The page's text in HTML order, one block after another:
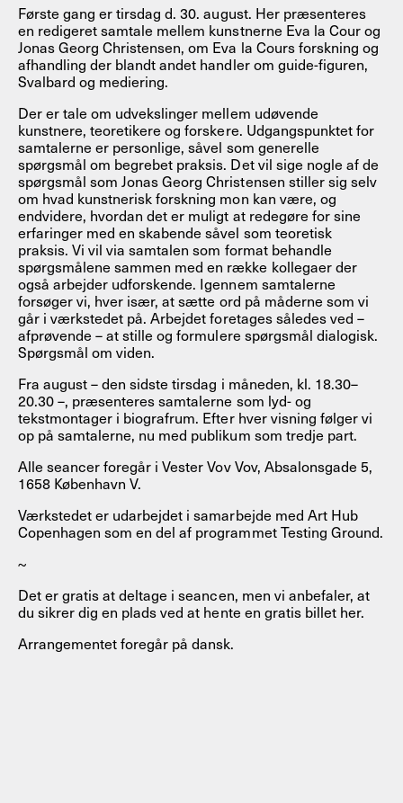
Første gang er tirsdag d. 30. august. Her præsenteres
en redigeret samtale mellem kunstnerne Eva la Cour og
Jonas Georg Christensen, om Eva la Cours forskning og
afhandling der blandt andet handler om guide-figuren,
Svalbard og mediering.
Der er tale om udvekslinger mellem udøvende
kunstnere, teoretikere og forskere. Udgangspunktet for
samtalerne er personlige, såvel som generelle
spørgsmål om begrebet praksis. Det vil sige nogle af de
spørgsmål som Jonas Georg Christensen stiller sig selv
om hvad kunstnerisk forskning mon kan være, og
endvidere, hvordan det er muligt at redegøre for sine
erfaringer med en skabende såvel som teoretisk
praksis. Vi vil via samtalen som format behandle
spørgsmålene sammen med en række kollegaer der
også arbejder udforskende. Igennem samtalerne
forsøger vi, hver især, at sætte ord på måderne som vi
går i værkstedet på. Arbejdet foretages således ved –
afprøvende – at stille og formulere spørgsmål dialogisk.
Spørgsmål om viden.
Fra august – den sidste tirsdag i måneden, kl. 18.30–
20.30 –, præsenteres samtalerne som lyd- og
tekstmontager i biografrum. Efter hver visning følger vi
op på samtalerne, nu med publikum som tredje part.
Alle seancer foregår i Vester Vov Vov, Absalonsgade 5,
1658 København V.
Værkstedet er udarbejdet i samarbejde med Art Hub
Copenhagen som en del af programmet Testing Ground.
~
Det er gratis at deltage i seancen, men vi anbefaler, at
du sikrer dig en plads ved at hente en gratis billet her.
Arrangementet foregår på dansk.